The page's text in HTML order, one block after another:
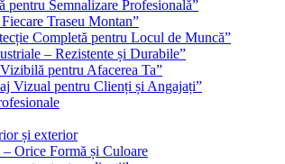
pentru Semnalizare Profesională”
Traseu Montan”
Completă pentru Locul de Muncă”
– Rezistente și Durabile”
pentru Afacerea Ta”
Vizual pentru Clienți și Angajați”
și exterior
Orice Formă și Culoare